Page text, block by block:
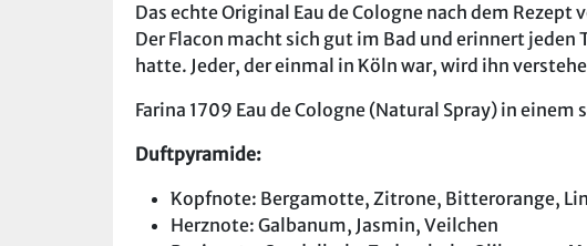
Das echte Original Eau de Cologne nach dem
Der Flacon macht sich gut im Bad und erinnert jeden
hatte. Jeder, der einmal in Köln war, wird ihn
Farina 1709 Eau de Cologne (Natural Spray) in
Duftpyramide:
Kopfnote: Bergamotte, Zitrone, Bitterorange,
Herznote: Galbanum, Jasmin, Veilchen